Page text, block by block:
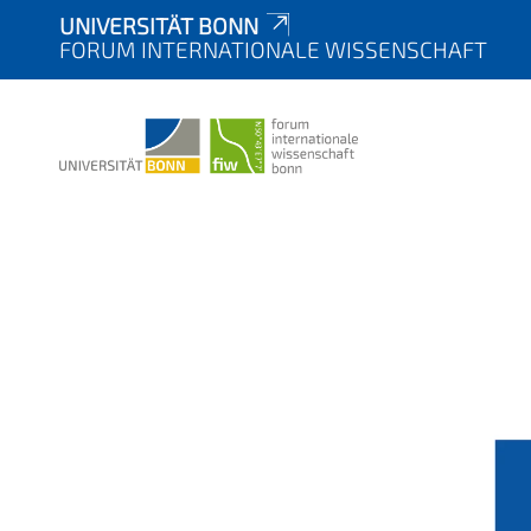
UNIVERSITÄT BONN
FORUM INTERNATIONALE WISSENSCHAFT